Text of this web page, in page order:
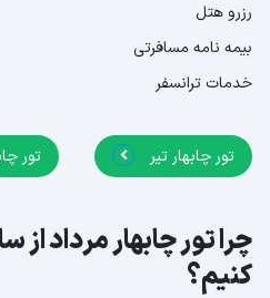
رزرو هتل
بیمه نامه مسافرتی
خدمات ترانسفر
تور چابهار تیر تور
چرا تور چابهار مرداد
کنیم؟